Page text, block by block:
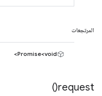
المرتجعات
Promise<void>
request(
)